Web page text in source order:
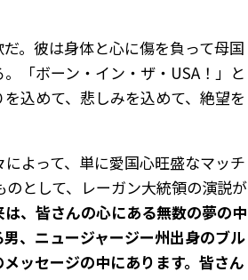
。彼は身体と心に傷を負って母国
「ボーン・イン・ザ・USA！」と
込めて、悲しみを込めて、絶望を
よって、単に愛国心旺盛なマッチ
として、レーガン大統領の演説が
は、皆さんの心にある無数の夢の中
、ニュージャージー州出身のブル
ッセージの中にあります。皆さん